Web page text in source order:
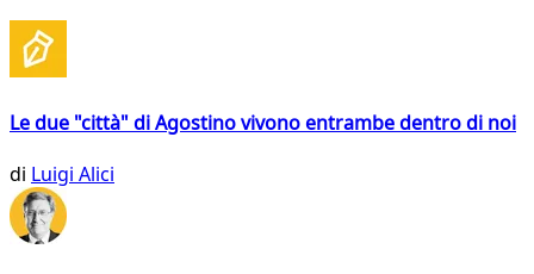
Le due "città" di Agostino vivono entrambe dentro di noi
di Luigi Alici